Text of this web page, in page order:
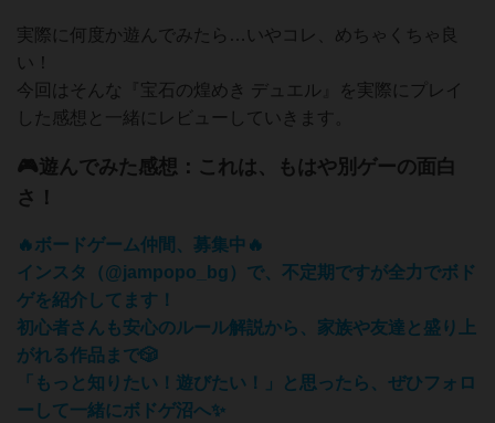
実際に何度か遊んでみたら…いやコレ、めちゃくちゃ良
い！
今回はそんな『宝石の煌めき デュエル』を実際にプレイ
した感想と一緒にレビューしていきます。
🎮遊んでみた感想：これは、もはや別ゲーの面白
さ！
🔥ボードゲーム仲間、募集中🔥
インスタ（@jampopo_bg）で、不定期ですが全力でボド
ゲを紹介してます！
初心者さんも安心のルール解説から、家族や友達と盛り上
がれる作品まで🎲
「もっと知りたい！遊びたい！」と思ったら、ぜひフォロ
ーして一緒にボドゲ沼へ✨